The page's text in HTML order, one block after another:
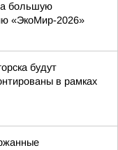
большую
«ЭкоМир-2026»
будут
в рамках